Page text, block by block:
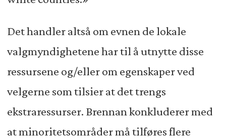
Det handler altså om evnen de lokale
valgmyndighetene har til å utnytte disse
ressursene og/eller om egenskaper ved
velgerne som tilsier at det trengs
ekstraressurser. Brennan konkluderer med
at minoritetsområder må tilføres flere